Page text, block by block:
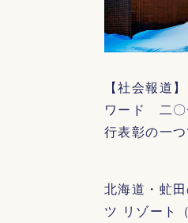
【社会報道
ワード 二〇
行表彰の一
北海道・虻
ツ リゾート